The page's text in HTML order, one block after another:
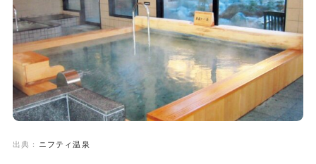
出典： ニフティ温泉